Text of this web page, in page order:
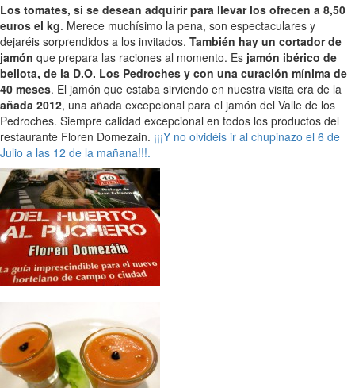
Los tomates, si se desean adquirir para llevar los ofrecen a 8,50
euros el kg. Merece muchísimo la pena, son espectaculares y
dejaréis sorprendidos a los invitados. También hay un cortador de
jamón que prepara las raciones al momento. Es jamón ibérico de
bellota, de la D.O. Los Pedroches y con una curación mínima de
40 meses. El jamón que estaba sirviendo en nuestra visita era de la
añada 2012, una añada excepcional para el jamón del Valle de los
Pedroches. Siempre calidad excepcional en todos los productos del
restaurante Floren Domezain. ¡¡¡Y no olvidéis ir al chupinazo el 6 de
Julio a las 12 de la mañana!!!.